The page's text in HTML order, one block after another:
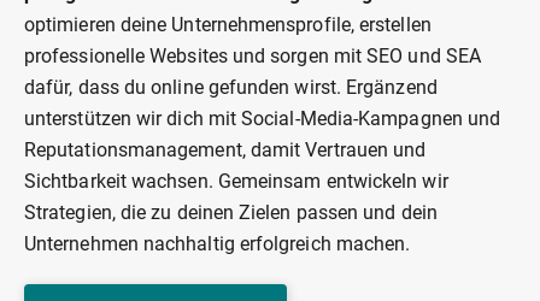
optimieren deine Unternehmensprofile, erstellen
professionelle Websites und sorgen mit SEO und SEA
dafür, dass du online gefunden wirst. Ergänzend
unterstützen wir dich mit Social-Media-Kampagnen und
Reputationsmanagement, damit Vertrauen und
Sichtbarkeit wachsen. Gemeinsam entwickeln wir
Strategien, die zu deinen Zielen passen und dein
Unternehmen nachhaltig erfolgreich machen.